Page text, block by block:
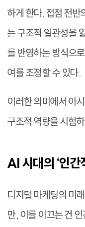
하게 한다. 접점 전반
는 구조적 일관성을
를 반영하는 방식으
여를 조정할 수 있다.
이러한 의미에서 아
구조적 역량을 시험
AI 시대의 ‘인간
디지털 마케팅의 미
만, 이를 이끄는 건